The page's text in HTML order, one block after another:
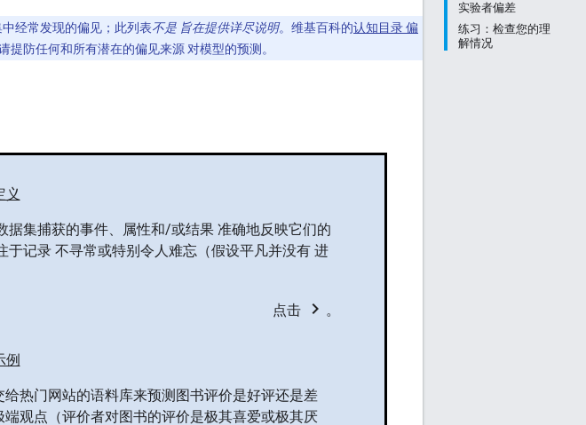
实验者偏差
练习：检查您的理
解情况
经常发现的偏见；此列表不是 旨在提供详尽说明。维基百科的认知目录 偏
防任何和所有潜在的偏见来源 对模型的预测。
义
据集捕获的事件、属性和/或结果 准确地反映它们的
记录 不寻常或特别令人难忘（假设平凡并没有 进
点击 chevron_right 。
例
热门网站的语料库来预测图书评价是好评还是差
观点（评价者对图书的评价是极其喜爱或极其厌